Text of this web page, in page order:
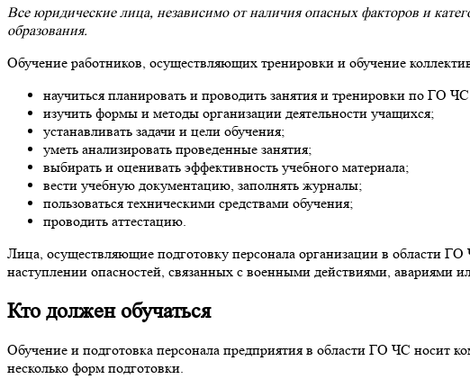
Все юридические лица, независимо от наличия опасных факторов и
образования.
Обучение работников, осуществляющих тренировки и обучение
научиться планировать и проводить занятия и тренировки по ГО
изучить формы и методы организации деятельности учащихся;
устанавливать задачи и цели обучения;
уметь анализировать проведенные занятия;
выбирать и оценивать эффективность учебного материала;
вести учебную документацию, заполнять журналы;
пользоваться техническими средствами обучения;
проводить аттестацию.
Лица, осуществляющие подготовку персонала организации в области ГО
наступлении опасностей, связанных с военными действиями, авариями
Кто должен обучаться
Обучение и подготовка персонала предприятия в области ГО ЧС носит
несколько форм подготовки.